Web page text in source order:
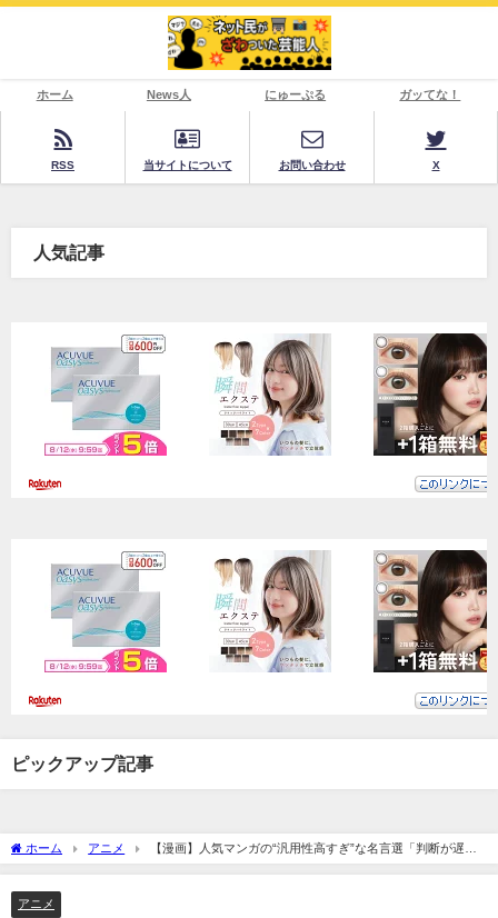
ホーム News人 にゅーぷる ガッてな！
RSS 当サイトについて お問い合わせ X
人気記事
ピックアップ記事
ホーム アニメ
【漫画】人気マンガの“汎用性高すぎ”な名言選「判断が遅
い」「だがそれがいい」(*ﾟ▽ﾟ*)
アニメ